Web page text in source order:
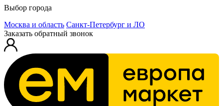
Выбор города
Москва и область Санкт-Петербург и ЛО
Заказать обратный звонок